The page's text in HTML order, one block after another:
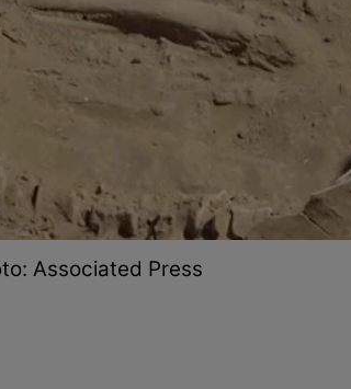
Associated Press